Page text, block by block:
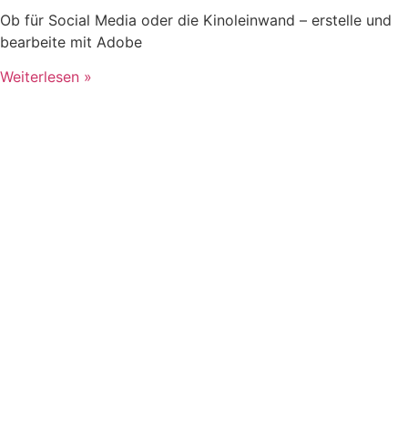
Ob für Social Media oder die Kinoleinwand – erstelle und
bearbeite mit Adobe
Weiterlesen »